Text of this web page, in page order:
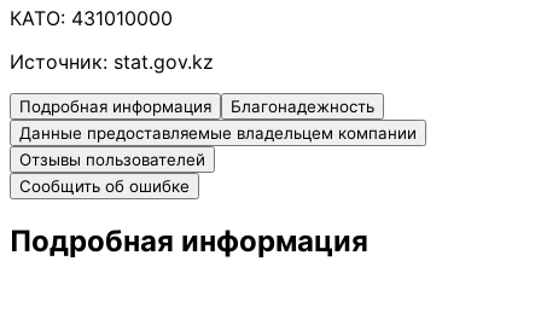
КАТО: 431010000
Источник: stat.gov.kz
Подробная информация
Благонадежность
Данные предоставляемые владельцем компании
Отзывы пользователей
Сообщить об ошибке
Подробная информация